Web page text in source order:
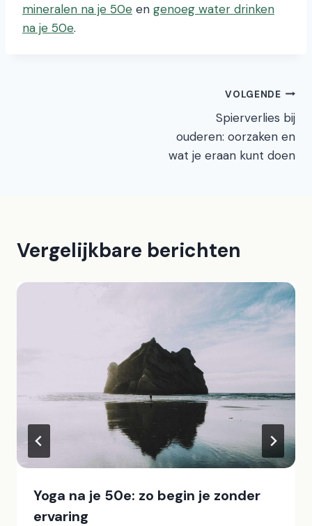
mineralen na je 50e en genoeg water drinken
na je 50e.
VOLGENDE
Spierverlies bij
ouderen: oorzaken en
wat je eraan kunt doen
Vergelijkbare berichten
Yoga na je 50e: zo begin je zonder
ervaring